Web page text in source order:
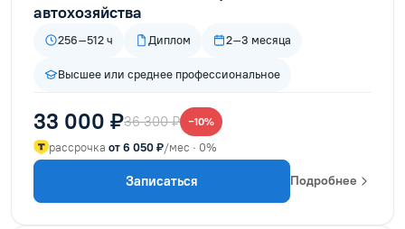
автохозяйства
256–512 ч Диплом 2–3 месяца
Высшее или среднее профессиональное
33 000 ₽36 300 ₽ −10%
рассрочка от 6 050 ₽/мес · 0%
Записаться Подробнее